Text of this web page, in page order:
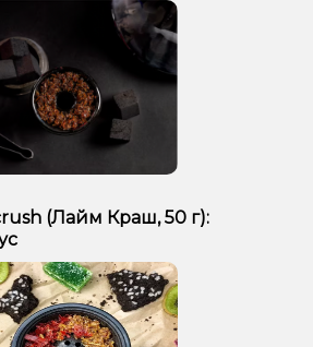
Черника/Голубика
Манго, Персик
Апельсин, Кола
Дыня, Лёд/Холодок
Мята Апельсин, Шоколад
Специи Ананас
Голубика
Голубика
(Лайм Краш, 50 г):